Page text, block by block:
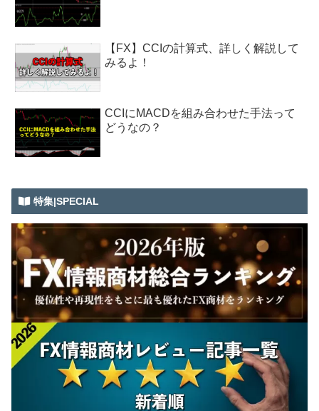
【FX】CCIの計算式、詳しく解説して
みるよ！
CCIにMACDを組み合わせた手法って
どうなの？
特集|SPECIAL